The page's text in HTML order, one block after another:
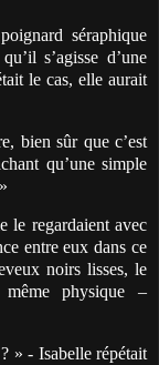
séraphique
s’agisse d’une
le cas, elle aurait
bien sûr que c’est
qu’une simple
le regardaient avec
entre eux dans ce
noirs lisses, le
physique –
» - Isabelle répétait